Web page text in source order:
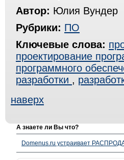
Автор: Юлия Вундер
Рубрики: ПО
Ключевые слова:
проектирование
программного
разработки ,
наверх
А знаете ли Вы что?
Domenus.ru устраивает